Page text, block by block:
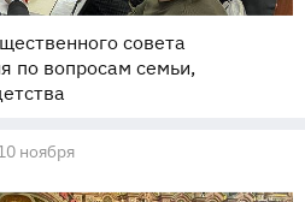
совета
по вопросам семьи,
ноября